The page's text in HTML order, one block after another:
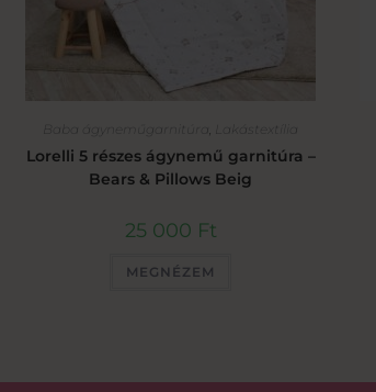
Baba ágyneműgarnitúra, Lakástextília
Lorelli 5 részes ágynemű garnitúra –
Bears & Pillows Beig
25 000 Ft
MEGNÉZEM